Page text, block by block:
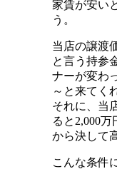
家賃が安い
う。
当店の譲渡
と言う持参
ナーが変わ
～と来てく
それに、当
ると2,000
から決して
こんな条件